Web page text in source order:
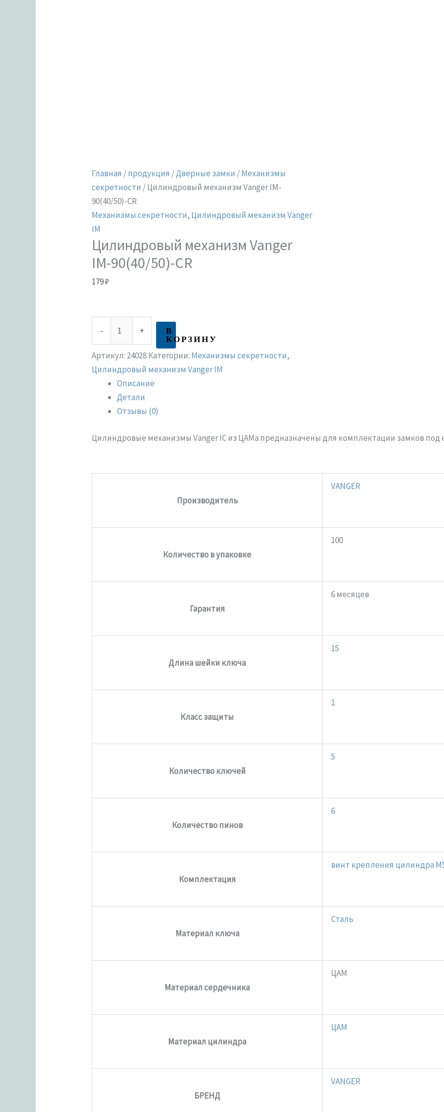
Главная /продукция /Дверные замки /Механизмы
секретности / Цилиндровый механизм Vanger IM-
90(40/50)-CR
Механизмы секретности, Цилиндровый механизм Vanger
IM
Цилиндровый механизм Vanger
IM-90(40/50)-CR
179₽
- + В
КОРЗИНУ
Артикул: 24028Категории: Механизмы секретности,
Цилиндровый механизм Vanger IM
Описание
Детали
Отзывы (0)
Цилиндровые механизмы Vanger IC из ЦАМа предназначены для комплектации замков под
Производитель
VANGER
Количество в упаковке
100
Гарантия
6 месяцев
Длина шейки ключа
15
Класс защиты
1
Количество ключей
5
Количество пинов
6
Комплектация
винт крепления цилиндра
Материал ключа
Сталь
Материал сердечника
ЦАМ
Материал цилиндра
ЦАМ
БРЕНД
VANGER